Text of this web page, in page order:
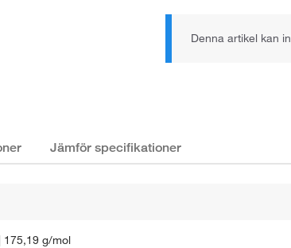
Denna artikel kan
Jämför specifikationer
175,19 g/mol